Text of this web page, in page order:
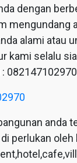
dengan
alami atau
kami selalu
082147102970
anda
perlukan